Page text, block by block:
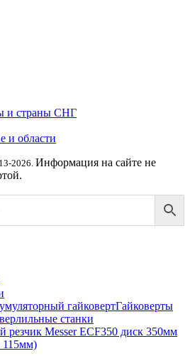
и страны СНГ
и области
2026. Информация на сайте не
Гайковерты
станки